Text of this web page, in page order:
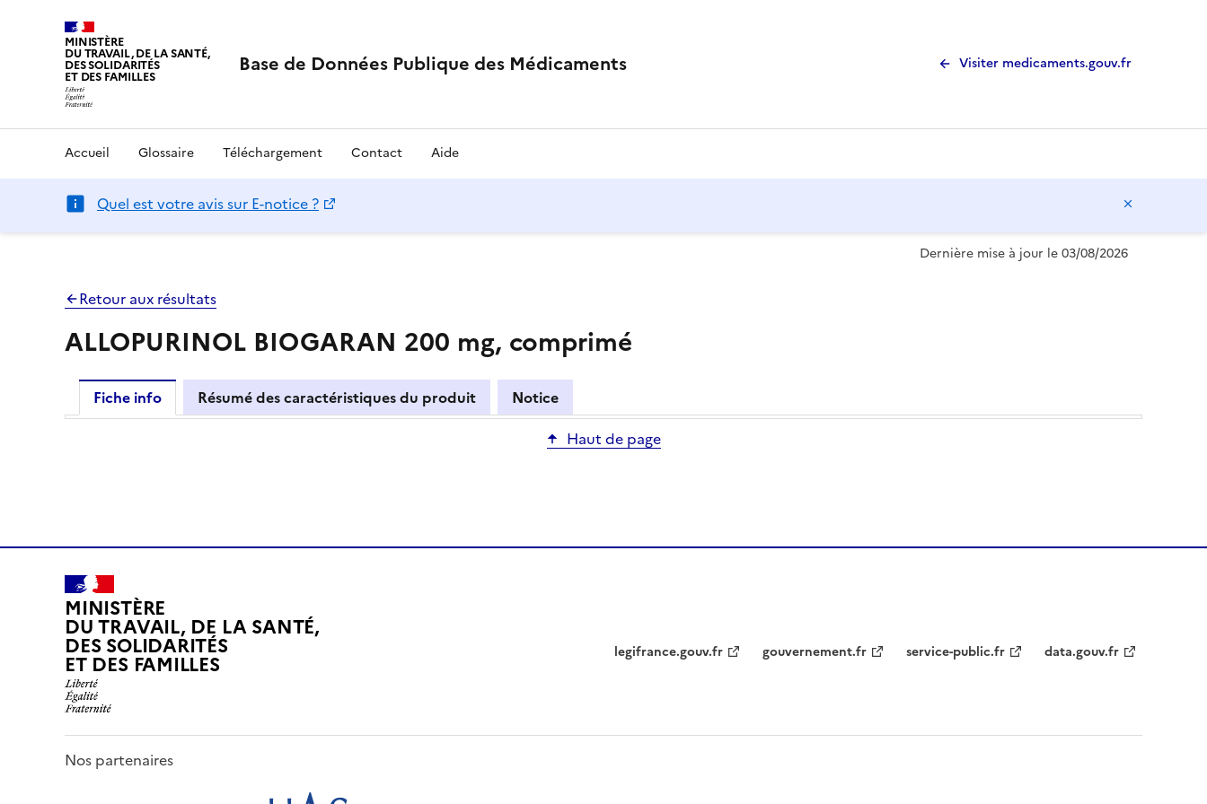
MINISTÈRE
DU TRAVAIL, DE LA SANTÉ,
DES SOLIDARITÉS
ET DES FAMILLES Base de Données Publique des Médicaments Visiter medicaments.gouv.fr
Accueil Glossaire Téléchargement Contact Aide
Quel est votre avis sur E-notice ?
Dernière mise à jour le 03/08/2026
Retour aux résultats
ALLOPURINOL BIOGARAN 200 mg, comprimé
Fiche info Résumé des caractéristiques du produit
Notice
Haut de page
MINISTÈRE
DU TRAVAIL, DE LA SANTÉ,
DES SOLIDARITÉS
ET DES FAMILLES legifrance.gouv.fr gouvernement.fr service-public.fr data.gouv.fr
Nos partenaires